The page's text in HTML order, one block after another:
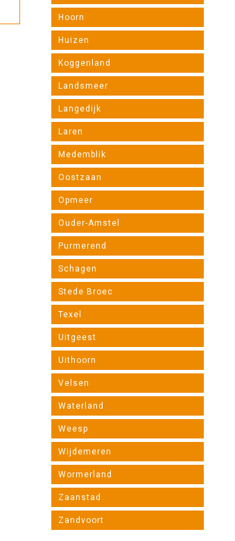
Hoorn
Huizen
Koggenland
Landsmeer
Langedijk
Laren
Medemblik
Oostzaan
Opmeer
Ouder-Amstel
Purmerend
Schagen
Stede Broec
Texel
Uitgeest
Uithoorn
Velsen
Waterland
Weesp
Wijdemeren
Wormerland
Zaanstad
Zandvoort